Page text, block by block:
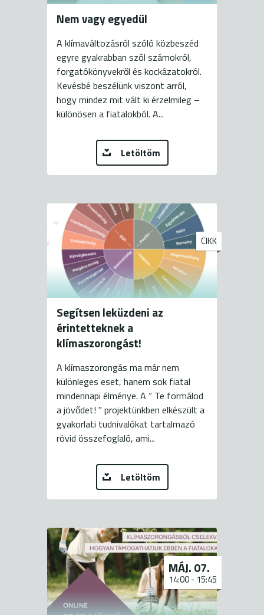
Nem vagy egyedül
A klímaváltozásról szóló közbeszéd
egyre gyakrabban szól számokról,
forgatókönyvekről és kockázatokról.
Kevésbé beszélünk viszont arról,
hogy mindez mit vált ki érzelmileg –
különösen a fiatalokból. A...
Letöltöm
CIKK
Segítsen leküzdeni az
érintetteknek a
klímaszorongást!
A klímaszorongás ma már nem
különleges eset, hanem sok fiatal
mindennapi élménye. A “ Te formálod
a jövődet! " projektünkben elkészült a
gyakorlati tudnivalókat tartalmazó
rövid összefoglaló, ami...
Letöltöm
MÁJ. 07.
14:00- 15:45